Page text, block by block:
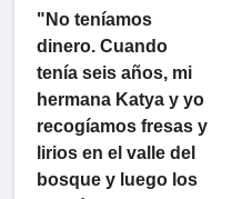
"No teníamos
dinero. Cuando
tenía seis años, mi
hermana Katya y yo
recogíamos fresas y
lirios en el valle del
bosque y luego los